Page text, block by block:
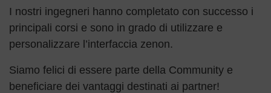
I nostri ingegneri hanno completato con successo i
principali corsi e sono in grado di utilizzare e
personalizzare l’interfaccia zenon.
Siamo felici di essere parte della Community e
beneficiare dei vantaggi destinati ai partner!